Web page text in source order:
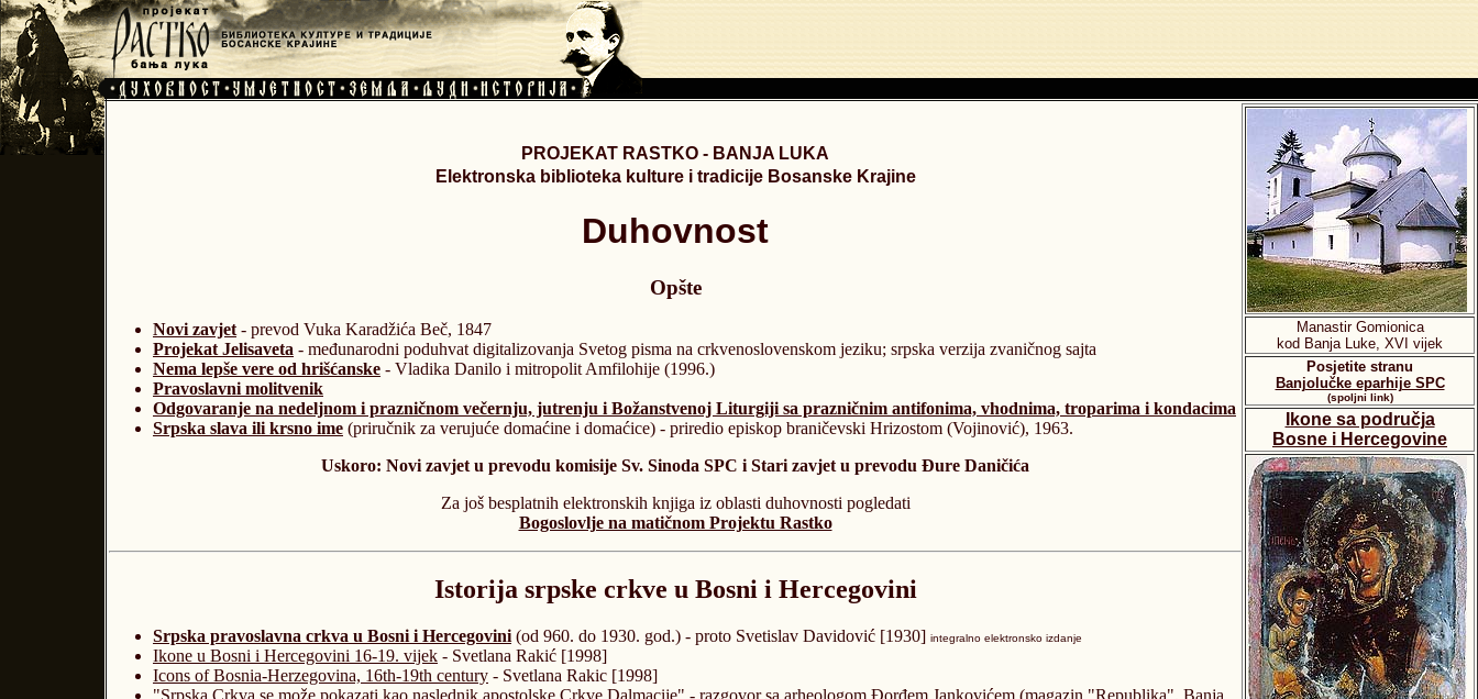
Manastir Gomionica
kod Banja Luke, XVI vijek
Posjetite stranu
Banjolučke eparhije SPC
(spoljni link)
Ikone sa područja
Bosne i Hercegovine
PROJEKAT RASTKO - BANJA LUKA
Elektronska biblioteka kulture i tradicije Bosanske Krajine
Duhovnost
Opšte
Novi zavjet - prevod Vuka Karadžića Beč, 1847
Projekat Jelisaveta - međunarodni poduhvat digitalizovanja Svetog pisma na crkvenoslovenskom jeziku; srpska verzija zvaničnog sajta
Nema lepše vere od hrišćanske - Vladika Danilo i mitropolit Amfilohije (1996.)
Pravoslavni molitvenik
Odgovaranje na nedeljnom i prazničnom večernju, jutrenju i Božanstvenoj Liturgiji sa prazničnim antifonima, vhodnima, troparima i kondacima
Srpska slava ili krsno ime (priručnik za verujuće domaćine i domaćice) - priredio episkop braničevski Hrizostom (Vojinović), 1963.
Uskoro: Novi zavjet u prevodu komisije Sv. Sinoda SPC i Stari zavjet u prevodu Đure Daničića
Za još besplatnih elektronskih knjiga iz oblasti duhovnosti pogledati
Bogoslovlje na matičnom Projektu Rastko
Istorija srpske crkve u Bosni i Hercegovini
Srpska pravoslavna crkva u Bosni i Hercegovini (od 960. do 1930. god.) - proto Svetislav Davidović [1930] integralno elektronsko izdanje
Ikone u Bosni i Hercegovini 16-19. vijek - Svetlana Rakić [1998]
Icons of Bosnia-Herzegovina, 16th-19th century - Svetlana Rakic [1998]